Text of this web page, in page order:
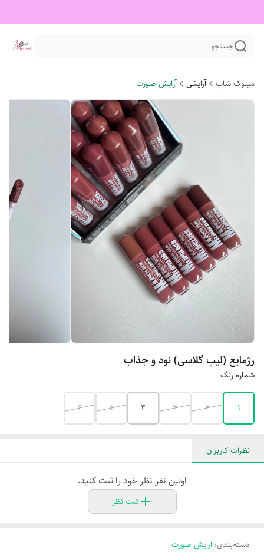
جستجو
مینوک شاپ آرایشی آرایش صورت
رژمایع (لیپ گلاسی) نود و جذاب
شماره رنگ
1
2
3
4
5
6
نظرات کاربران
اولین نفر نظر خود را ثبت کنید.
ثبت نظر
دسته‌بندی:آرایش صورت